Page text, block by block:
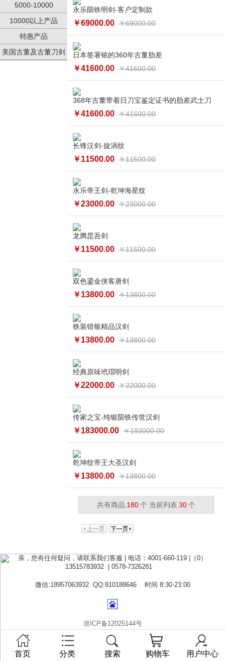
5000-10000
10000以上产品
特惠产品
美国古董及古董刀剑
永乐陨铁明剑-客户定制款
￥69000.00 ￥69000.00
日本签署铭的360年古董肋差
￥41600.00 ￥41600.00
368年古董带着日刀宝鉴定证书的肋差武士刀
￥41600.00 ￥41600.00
长锋汉剑-旋涡纹
￥11500.00 ￥11500.00
永乐帝王剑-乾坤海星纹
￥23000.00 ￥23000.00
龙腾昆吾剑
￥11500.00 ￥11500.00
双色鎏金侠客唐剑
￥13800.00 ￥13800.00
铁装错银精品汉剑
￥13800.00 ￥13800.00
经典原味玳瑁明剑
￥22000.00 ￥22000.00
传家之宝-纯银陨铁传世汉剑
￥183000.00 ￥183000.00
乾坤纹帝王大圣汉剑
￥13800.00 ￥13800.00
共有商品 180 个 当前列表 30 个
亲，您有任何疑问，请联系我们客服 | 电话：4001-660-119 |（0）
13515783932 | 0578-7326281
微信:18957063932 QQ:810188646 时间 8:30-23:00
浙ICP备12025144号
首页 分类 搜索 购物车 用户中心